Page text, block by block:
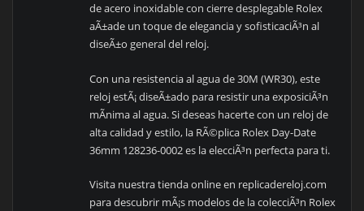
de acero inoxidable con cierre desplegable Rolex
aÃ±ade un toque de elegancia y sofisticaciÃ³n al
diseÃ±o general del reloj.
Con una resistencia al agua de 30M (WR30), este
reloj estÃ¡ diseÃ±ado para resistir una exposiciÃ³n
mÃ­nima al agua. Si deseas hacerte con un reloj de
alta calidad y estilo, la RÃ©plica Rolex Day-Date
36mm 128236-0002 es la elecciÃ³n perfecta para ti.
Visita nuestra tienda online en replicadereloj.com
para descubrir mÃ¡s modelos de la colecciÃ³n Rolex